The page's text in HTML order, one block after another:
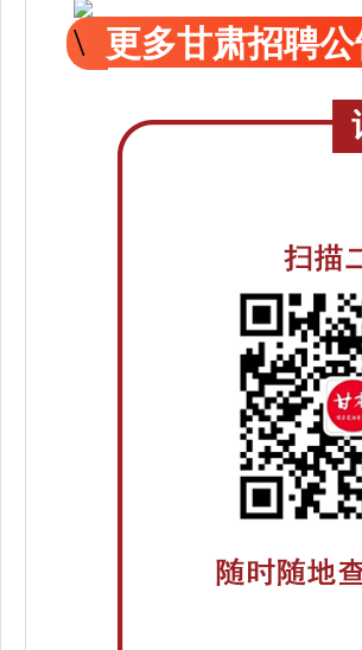
更多甘肃招聘